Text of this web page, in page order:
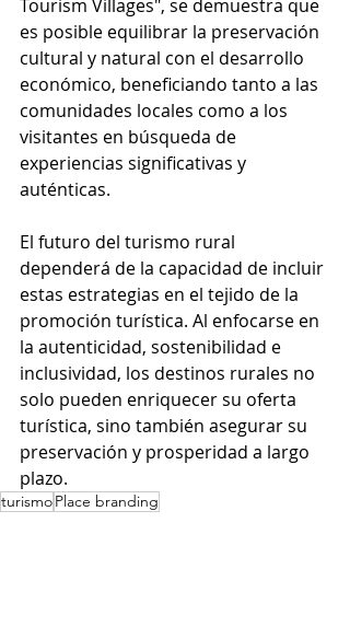
Tourism Villages", se demuestra que
es posible equilibrar la preservación
cultural y natural con el desarrollo
económico, beneficiando tanto a las
comunidades locales como a los
visitantes en búsqueda de
experiencias significativas y
auténticas.
El futuro del turismo rural
dependerá de la capacidad de incluir
estas estrategias en el tejido de la
promoción turística. Al enfocarse en
la autenticidad, sostenibilidad e
inclusividad, los destinos rurales no
solo pueden enriquecer su oferta
turística, sino también asegurar su
preservación y prosperidad a largo
plazo.
turismoPlace branding